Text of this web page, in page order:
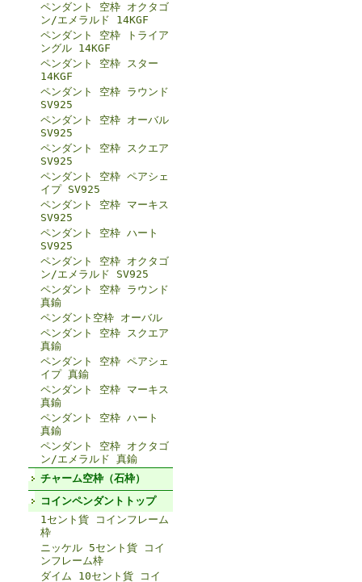
ペンダント 空枠 オクタゴ
ン/エメラルド 14KGF
ペンダント 空枠 トライア
ングル 14KGF
ペンダント 空枠 スター
14KGF
ペンダント 空枠 ラウンド
SV925
ペンダント 空枠 オーバル
SV925
ペンダント 空枠 スクエア
SV925
ペンダント 空枠 ペアシェ
イプ SV925
ペンダント 空枠 マーキス
SV925
ペンダント 空枠 ハート
SV925
ペンダント 空枠 オクタゴ
ン/エメラルド SV925
ペンダント 空枠 ラウンド
真鍮
ペンダント空枠 オーバル
ペンダント 空枠 スクエア
真鍮
ペンダント 空枠 ペアシェ
イプ 真鍮
ペンダント 空枠 マーキス
真鍮
ペンダント 空枠 ハート
真鍮
ペンダント 空枠 オクタゴ
ン/エメラルド 真鍮
チャーム空枠（石枠）
コインペンダントトップ
1セント貨 コインフレーム
枠
ニッケル 5セント貨 コイ
ンフレーム枠
ダイム 10セント貨 コイ